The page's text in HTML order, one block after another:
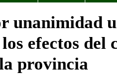
unanimidad
efectos del
provincia